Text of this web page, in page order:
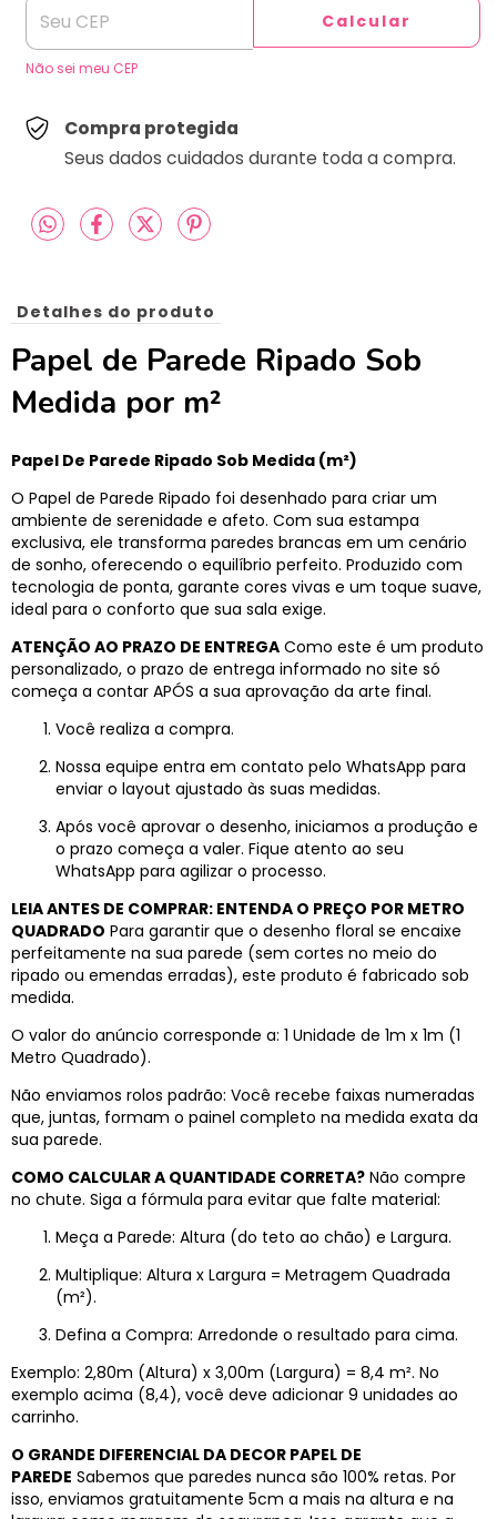
Calcular
Não sei meu CEP
Compra protegida
Seus dados cuidados durante toda a compra.
Detalhes do produto
Papel de Parede Ripado Sob
Medida por m²
Papel De Parede Ripado Sob Medida (m²)
O Papel de Parede Ripado foi desenhado para criar um
ambiente de serenidade e afeto. Com sua estampa
exclusiva, ele transforma paredes brancas em um cenário
de sonho, oferecendo o equilíbrio perfeito. Produzido com
tecnologia de ponta, garante cores vivas e um toque suave,
ideal para o conforto que sua sala exige.
ATENÇÃO AO PRAZO DE ENTREGA Como este é um produto
personalizado, o prazo de entrega informado no site só
começa a contar APÓS a sua aprovação da arte final.
Você realiza a compra.
Nossa equipe entra em contato pelo WhatsApp para
enviar o layout ajustado às suas medidas.
Após você aprovar o desenho, iniciamos a produção e
o prazo começa a valer. Fique atento ao seu
WhatsApp para agilizar o processo.
LEIA ANTES DE COMPRAR: ENTENDA O PREÇO POR METRO
QUADRADO Para garantir que o desenho floral se encaixe
perfeitamente na sua parede (sem cortes no meio do
ripado ou emendas erradas), este produto é fabricado sob
medida.
O valor do anúncio corresponde a: 1 Unidade de 1m x 1m (1
Metro Quadrado).
Não enviamos rolos padrão: Você recebe faixas numeradas
que, juntas, formam o painel completo na medida exata da
sua parede.
COMO CALCULAR A QUANTIDADE CORRETA? Não compre
no chute. Siga a fórmula para evitar que falte material:
Meça a Parede: Altura (do teto ao chão) e Largura.
Multiplique: Altura x Largura = Metragem Quadrada
(m²).
Defina a Compra: Arredonde o resultado para cima.
Exemplo: 2,80m (Altura) x 3,00m (Largura) = 8,4 m². No
exemplo acima (8,4), você deve adicionar 9 unidades ao
carrinho.
O GRANDE DIFERENCIAL DA DECOR PAPEL DE
PAREDE Sabemos que paredes nunca são 100% retas. Por
isso, enviamos gratuitamente 5cm a mais na altura e na